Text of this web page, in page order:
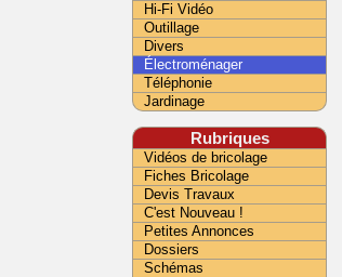
Hi-Fi Vidéo
Outillage
Divers
Électroménager
Téléphonie
Jardinage
Rubriques
Vidéos de bricolage
Fiches Bricolage
Devis Travaux
C'est Nouveau !
Petites Annonces
Dossiers
Schémas